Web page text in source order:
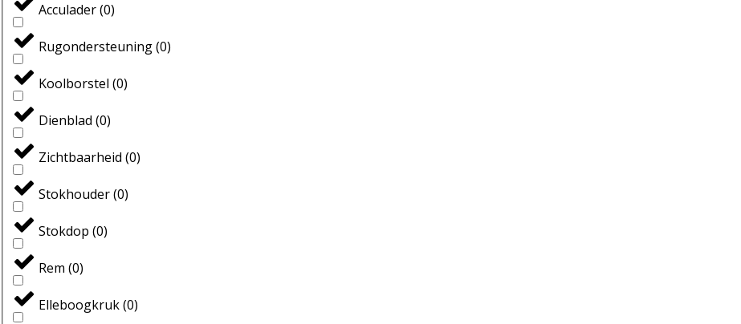
Acculader(0)
Rugondersteuning(0)
Koolborstel (0)
Dienblad (0)
Zichtbaarheid (0)
Stokhouder(0)
Stokdop (0)
Rem (0)
Elleboogkruk(0)